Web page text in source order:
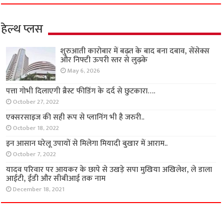
हेल्थ प्लस
शुरुआती कारोबार में बढ़त के बाद बना दबाव, सेंसेक्स
और निफ्टी ऊपरी स्तर से लुढ़के
May 6, 2026
पत्ता गोभी दिलाएगी ब्रैस्ट फीडिंग के दर्द से छुटकारा….
October 27, 2022
एक्सरसाइज की सही रूप से प्लानिंग भी है जरुरी..
October 18, 2022
इन आसान घरेलू उपायों से मिलेगा मियादी बुखार में आराम..
October 7, 2022
यादव परिवार पर आयकर के छापे से उखड़े सपा मुखिया अखिलेश, ले डाला
आईटी, ईडी और सीबीआई तक नाम
December 18, 2021